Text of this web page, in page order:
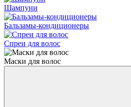
Шампуни
Бальзамы-кондиционеры
Спреи для волос
Маски для волос